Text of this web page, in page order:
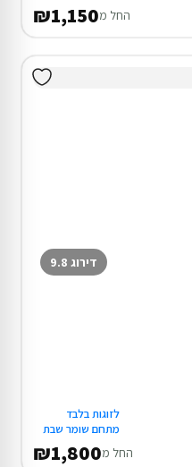
החל מ₪1,150
דירוג 9.8
לזוגות בלבד
מתחם שומר שבת
החל מ₪1,800